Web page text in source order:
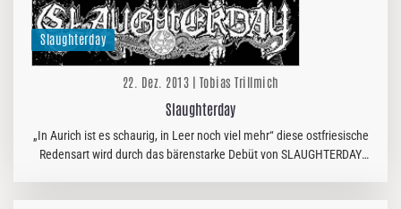
Slaughterday
22. Dez. 2013 | Tobias Trillmich
Slaughterday
„In Aurich ist es schaurig, in Leer noch viel mehr“ diese ostfriesische
Redensart wird durch das bärenstarke Debüt von SLAUGHTERDAY